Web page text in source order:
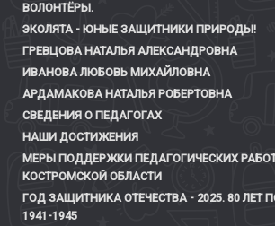
ВОЛОНТЁРЫ.
ЭКОЛЯТА - ЮНЫЕ ЗАЩИТНИКИ ПРИРОДЫ!
ГРЕВЦОВА НАТАЛЬЯ АЛЕКСАНДРОВНА
ИВАНОВА ЛЮБОВЬ МИХАЙЛОВНА
АРДАМАКОВА НАТАЛЬЯ РОБЕРТОВНА
СВЕДЕНИЯ О ПЕДАГОГАХ
НАШИ ДОСТИЖЕНИЯ
МЕРЫ ПОДДЕРЖКИ ПЕДАГОГИЧЕСКИХ
КОСТРОМСКОЙ ОБЛАСТИ
ГОД ЗАЩИТНИКА ОТЕЧЕСТВА - 2025. 80 ЛЕТ
1941-1945